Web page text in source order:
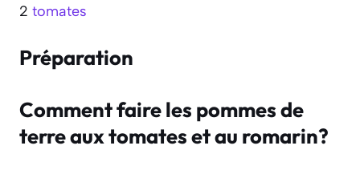
2 tomates
Préparation
Comment faire les pommes de
terre aux tomates et au romarin?